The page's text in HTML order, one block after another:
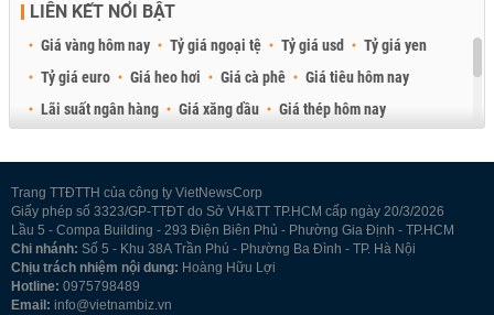
LIÊN KẾT NỔI BẬT
Giá vàng hôm nay Tỷ giá ngoại tệ Tỷ giá usd
Tỷ giá yen
Tỷ giá euro
Giá heo hơi Giá cà phê
Giá tiêu hôm nay
Lãi suất ngân hàng
Giá xăng dầu
Giá thép hôm nay
Trang TTĐTTH của công ty VietNewsCorp
Giấy phép số 3323/GP-TTĐT do Sở VH&TT TP.HCM cấp ngày 20/3/2026
Lầu 5 - Compa Building - 293 Điện Biên Phủ - Phường Gia Định - TP.HCM
Chi nhánh: Số 5 - Khu 38A Trần Phú - Phường Ba Đình - TP. Hà Nội
Chịu trách nhiệm nội dung: Hoàng Hữu Lợi
Hotline: 0975798489
Email: info@vietnambiz.vn